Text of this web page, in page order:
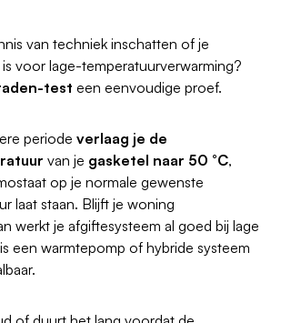
van techniek inschatten of je
voor lage-temperatuurverwarming?
test een eenvoudige proef.
periode verlaag je de
van je gasketel naar 50 °C,
op je normale gewenste
laat staan. Blijft je woning
werkt je afgiftesysteem al goed bij lage
een warmtepomp of hybride systeem